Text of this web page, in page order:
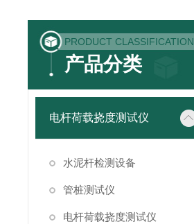
PRODUCT CLASSIFICATION
产品分类
电杆荷载挠度测试仪
水泥杆检测设备
管桩测试仪
电杆荷载挠度测试仪